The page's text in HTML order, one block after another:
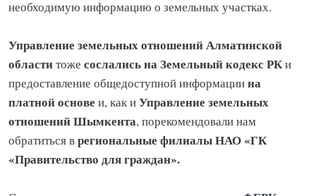
необходимую информацию о земельных участках.
Управление земельных отношений Алматинской
областитоже сослались на Земельный кодекс РКи
предоставление общедоступной информациина
платной основе и, как иУправление земельных
отношений Шымкента, порекомендовали нам
обратиться врегиональные филиалы НАО «ГК
«Правительство для граждан».